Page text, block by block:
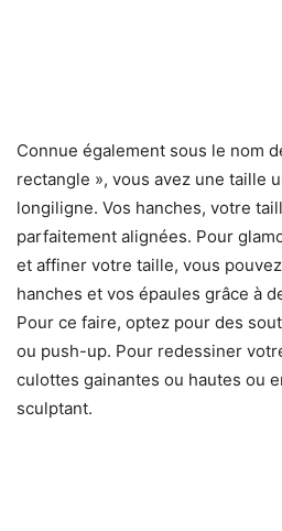
Connue également sous le nom
rectangle », vous avez une taille
longiligne. Vos hanches, votre
parfaitement alignées. Pour
et affiner votre taille, vous
hanches et vos épaules grâce à
Pour ce faire, optez pour des
ou push-up. Pour redessiner
culottes gainantes ou hautes ou
sculptant.